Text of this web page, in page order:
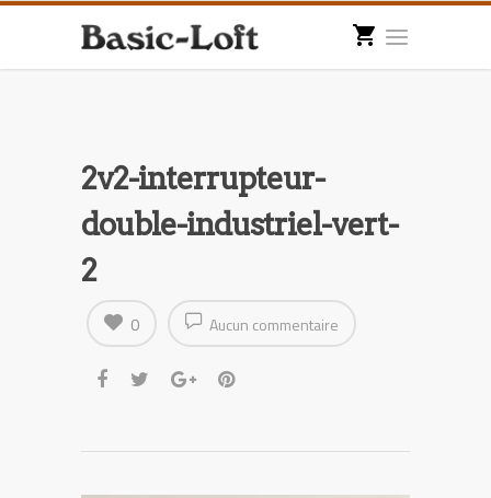
2v2-interrupteur-
double-industriel-vert-
2
Aucun commentaire
0